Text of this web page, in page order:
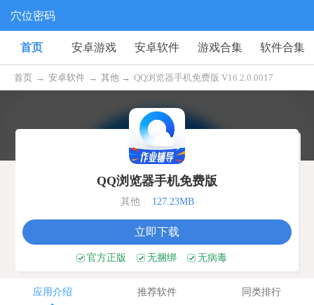
穴位密码
首页 安卓游戏 安卓软件 游戏合集 软件合集
首页 → 安卓软件 → 其他 → QQ浏览器手机免费版 V16.2.0.0017
QQ浏览器手机免费版
其他 127.23MB
立即下载
官方正版 无捆绑 无病毒
应用介绍 推荐软件 同类排行